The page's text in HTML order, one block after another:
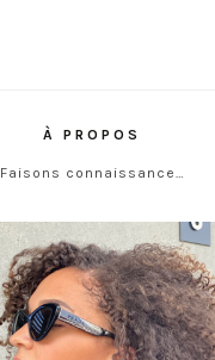
À PROPOS
Faisons connaissance…